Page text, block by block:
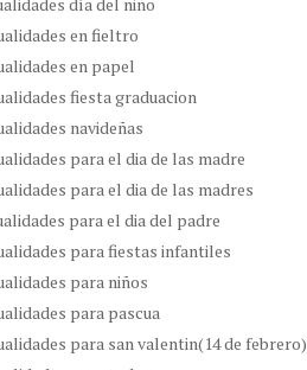
en fieltro
en papel
fiesta graduacion
navideñas
para el dia de las madre
para el dia de las madres
para el dia del padre
para fiestas infantiles
para niños
para pascua
para san valentin(14 de febrero)